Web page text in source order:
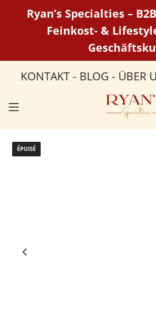
c
Ryan’s Specialties –
Feinkost- &
KONTAKT - BLOG - ÜBER
ÉPUISÉ